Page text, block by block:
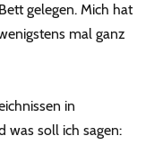
gelegen. Mich hat
mal ganz
in
was soll ich sagen: